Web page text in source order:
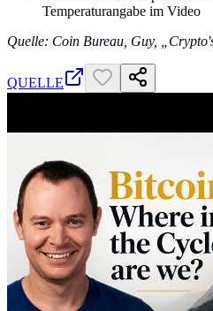
Temperaturangabe im Video
Quelle: Coin Bureau, Guy,
QUELLE